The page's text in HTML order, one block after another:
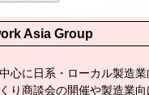
Asia Group
心に日系・ローカル製造
り商談会の開催や製造業